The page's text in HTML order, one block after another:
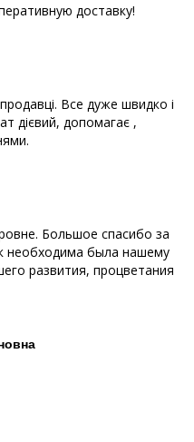
доставку!
Все дуже швидко і
дієвий, допомагає ,
Большое спасибо за
необходима была нашему
развития, процветания